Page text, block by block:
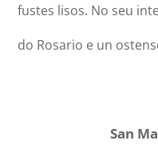
fustes lisos. No seu
do Rosario e un
San